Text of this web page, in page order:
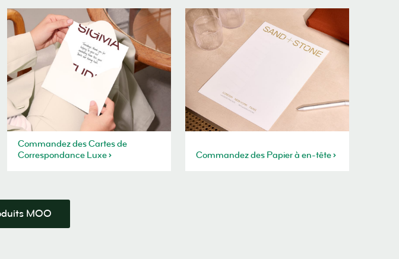
Commandez des Cartes de
Correspondance Luxe
Commandez des Papier à en-tête
MOO